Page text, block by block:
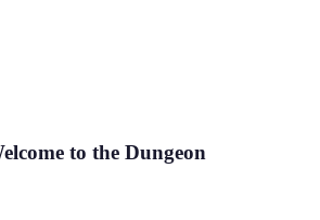
to the Dungeon